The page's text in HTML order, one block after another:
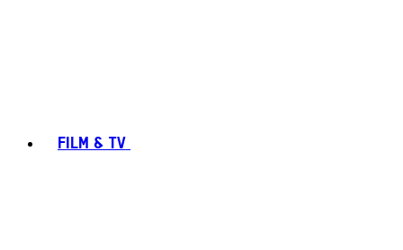
FILM & TV